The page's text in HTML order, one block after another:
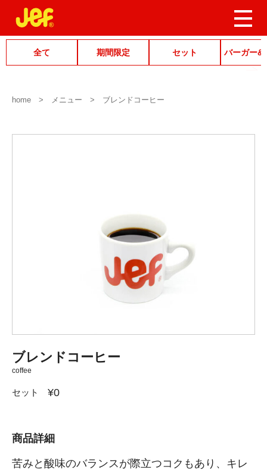
全て 期間限定 セット バーガー&
home メニュー ブレンドコーヒー
ブレンドコーヒー
coffee
セット ¥0
商品詳細
苦みと酸味のバランスが際立つコクもあり、キレ